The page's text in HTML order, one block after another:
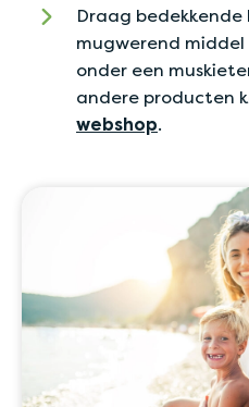
Draag bedekkende
mugwerend middel
onder een
andere producten
webshop.